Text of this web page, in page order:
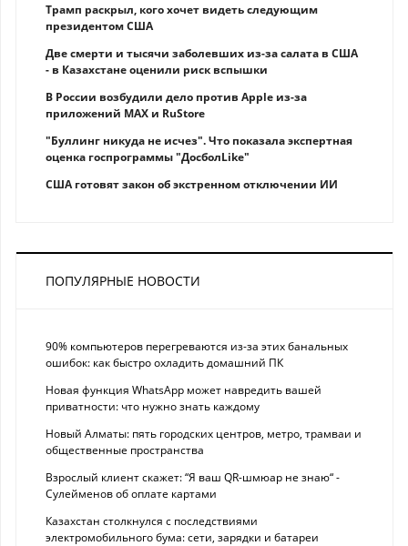
Трамп раскрыл, кого хочет видеть следующим
президентом США
Две смерти и тысячи заболевших из-за салата в США
- в Казахстане оценили риск вспышки
В России возбудили дело против Apple из-за
приложений MAX и RuStore
"Буллинг никуда не исчез". Что показала экспертная
оценка госпрограммы "ДосболLike"
США готовят закон об экстренном отключении ИИ
ПОПУЛЯРНЫЕ НОВОСТИ
90% компьютеров перегреваются из-за этих банальных
ошибок: как быстро охладить домашний ПК
Новая функция WhatsApp может навредить вашей
приватности: что нужно знать каждому
Новый Алматы: пять городских центров, метро, трамваи и
общественные пространства
Взрослый клиент скажет: “Я ваш QR-шмюар не знаю“ -
Сулейменов об оплате картами
Казахстан столкнулся с последствиями
электромобильного бума: сети, зарядки и батареи